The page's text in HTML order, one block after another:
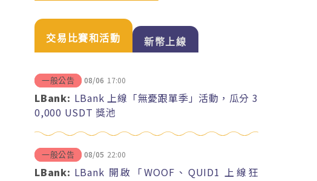
交易比賽和活動 新幣上線
一般公告 08/06 17:00
LBank: LBank 上線「無憂跟單季」活動，瓜分 3
0,000 USDT 獎池
一般公告 08/05 22:00
LBank: LBank 開啟「WOOF、QUID1 上線狂